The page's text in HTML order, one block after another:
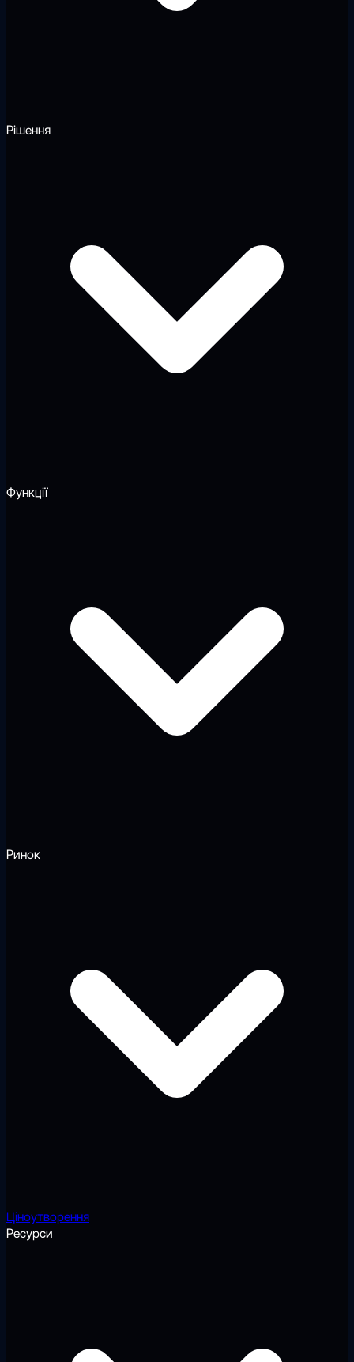
Рішення
Функції
Ринок
Ціноутворення
Ресурси